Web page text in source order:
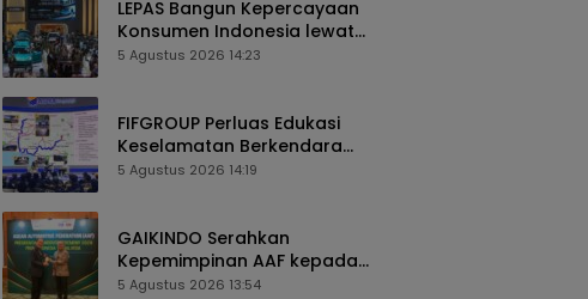
LEPAS Bangun Kepercayaan
Konsumen Indonesia lewat
Pengalaman Berkendara
5 Agustus 2026 14:23
FIFGROUP Perluas Edukasi
Keselamatan Berkendara
Lewat Program FABL di GIIAS
5 Agustus 2026 14:19
GAIKINDO Serahkan
Kepemimpinan AAF kepada
Malaysia, Perkuat Kolaborasi
5 Agustus 2026 13:54